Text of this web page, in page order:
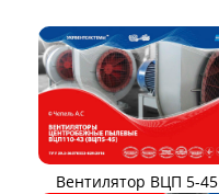
Вентилятор ВЦП 5-45